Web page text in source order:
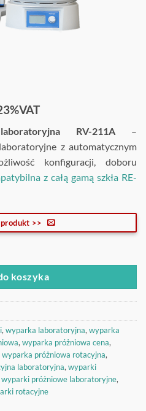
RV-211A –
z automatycznym
konfiguracji, doboru
z całą gamą szkła RE-
>>
koszyka
,wyparka laboratoryjna,wyparka
,wyparka próżniowa cena,
wyparka próżniowa rotacyjna,
laboratoryjna,wyparki
wyparki próżniowe laboratoryjne,
rotacyjne